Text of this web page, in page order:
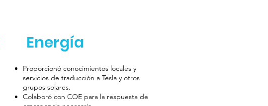
Energía
Proporcionó conocimientos locales y
servicios de traducción a Tesla y otros
grupos solares.
Colaboró con COE para la respuesta de